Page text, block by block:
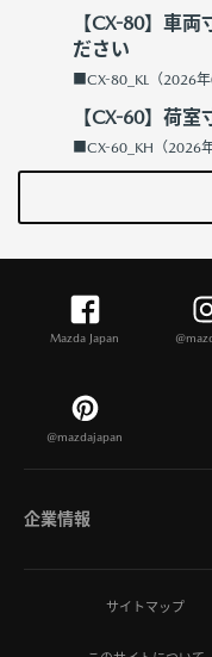
【CX-80】車
ださい
■CX-80_KL（2026
【CX-60】荷室
■CX-60_KH（2026
Mazda Japan
@mazdajapan
企業情報
マツダについてサイトマップ